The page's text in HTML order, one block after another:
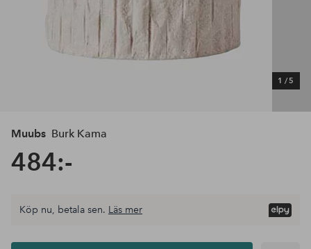
1 /5
Muubs Burk Kama
484:-
Lägg i
Köp nu, betala sen. Läs mer